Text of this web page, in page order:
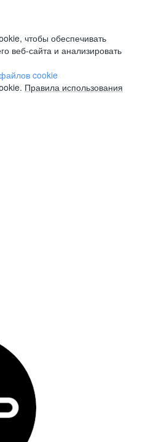
чтобы обеспечивать
веб-сайта и анализировать
cookie
Правила использования